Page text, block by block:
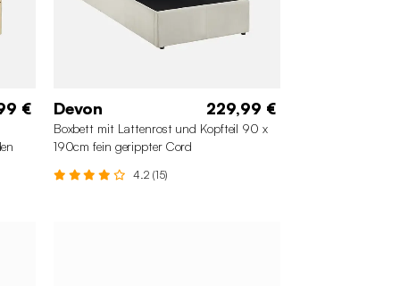
€ Devon 229,99 €
Boxbett mit Lattenrost und Kopfteil 90 x
190cm fein gerippter Cord
4.2 (15)